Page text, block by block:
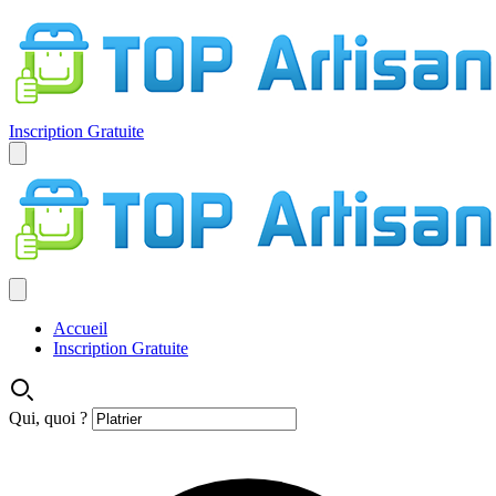
Inscription Gratuite
Accueil
Inscription Gratuite
Qui, quoi ?